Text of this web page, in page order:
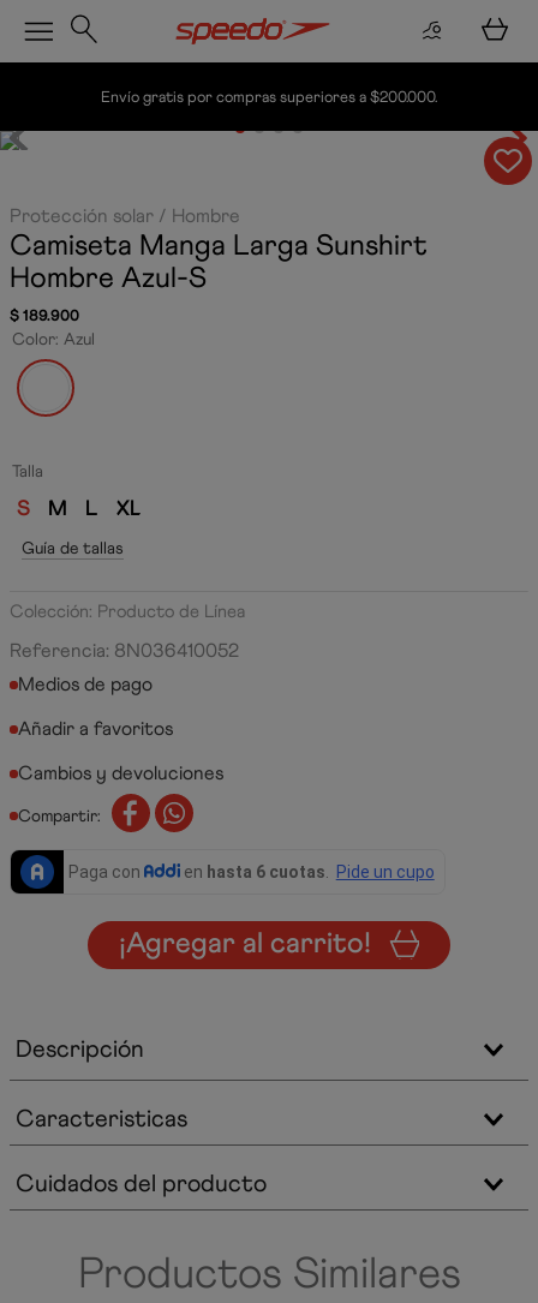
Envío gratis por compras superiores a $200.000.
Protección solar Hombre
Camiseta Manga Larga Sunshirt
Hombre Azul-S
$189.900
Color: Azul
Talla
S M L XL
Guía de tallas
Colección: Producto de Línea
Referencia: 8N036410052
Medios de pago
Cambios y devoluciones
Compartir:
¡Agregar al carrito!
Descripción
Caracteristicas
Cuidados del producto
Productos Similares